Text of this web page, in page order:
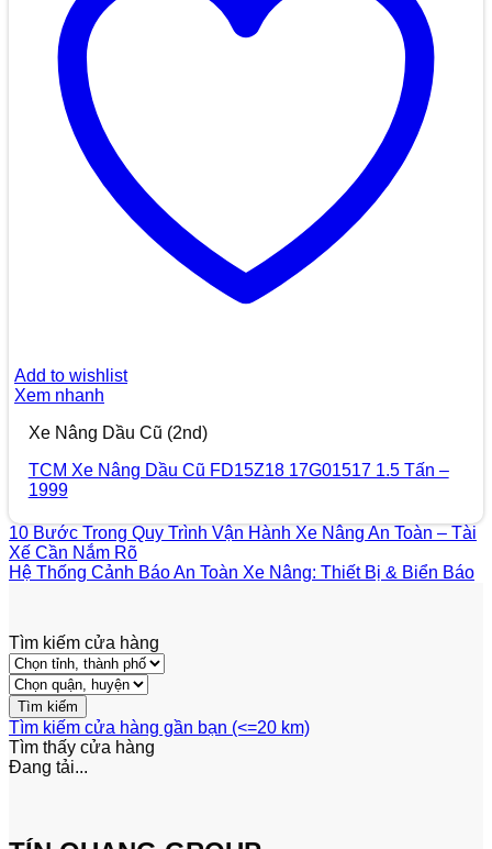
Add to wishlist
Xem nhanh
Xe Nâng Dầu Cũ (2nd)
TCM Xe Nâng Dầu Cũ FD15Z18 17G01517 1.5 Tấn –
1999
10 Bước Trong Quy Trình Vận Hành Xe Nâng An Toàn – Tài
Xế Cần Nắm Rõ
Hệ Thống Cảnh Báo An Toàn Xe Nâng: Thiết Bị & Biển Báo
Tìm kiếm cửa hàng
Tìm kiếm cửa hàng gần bạn (<=20 km)
Tìm thấy cửa hàng
Đang tải...